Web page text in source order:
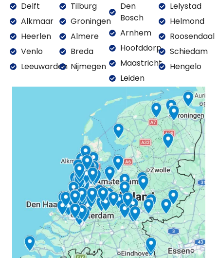
Delft
Alkmaar
Heerlen
Venlo
Leeuwarden
Tilburg
Groningen
Almere
Breda
Nijmegen
Den
Bosch
Arnhem
Hoofddorp
Maastricht
Leiden
Lelystad
Helmond
Roosendaal
Schiedam
Hengelo